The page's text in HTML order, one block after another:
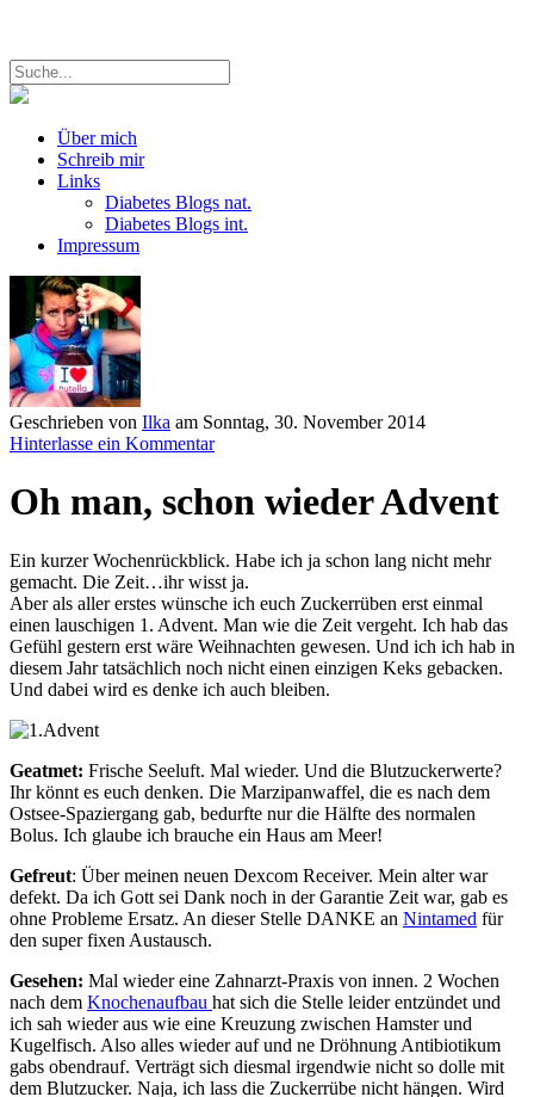
Über mich
Schreib mir
Links
Diabetes Blogs nat.
Diabetes Blogs int.
Impressum
Geschrieben von Ilka am Sonntag, 30. November 2014
Hinterlasse ein Kommentar
Oh man, schon wieder Advent
Ein kurzer Wochenrückblick. Habe ich ja schon lang nicht mehr
gemacht. Die Zeit…ihr wisst ja.
Aber als aller erstes wünsche ich euch Zuckerrüben erst einmal
einen lauschigen 1. Advent. Man wie die Zeit vergeht. Ich hab das
Gefühl gestern erst wäre Weihnachten gewesen. Und ich ich hab in
diesem Jahr tatsächlich noch nicht einen einzigen Keks gebacken.
Und dabei wird es denke ich auch bleiben.
Geatmet: Frische Seeluft. Mal wieder. Und die Blutzuckerwerte?
Ihr könnt es euch denken. Die Marzipanwaffel, die es nach dem
Ostsee-Spaziergang gab, bedurfte nur die Hälfte des normalen
Bolus. Ich glaube ich brauche ein Haus am Meer!
Gefreut: Über meinen neuen Dexcom Receiver. Mein alter war
defekt. Da ich Gott sei Dank noch in der Garantie Zeit war, gab es
ohne Probleme Ersatz. An dieser Stelle DANKE an Nintamed für
den super fixen Austausch.
Gesehen: Mal wieder eine Zahnarzt-Praxis von innen. 2 Wochen
nach dem Knochenaufbau hat sich die Stelle leider entzündet und
ich sah wieder aus wie eine Kreuzung zwischen Hamster und
Kugelfisch. Also alles wieder auf und ne Dröhnung Antibiotikum
gabs obendrauf. Verträgt sich diesmal irgendwie nicht so dolle mit
dem Blutzucker. Naja, ich lass die Zuckerrübe nicht hängen. Wird